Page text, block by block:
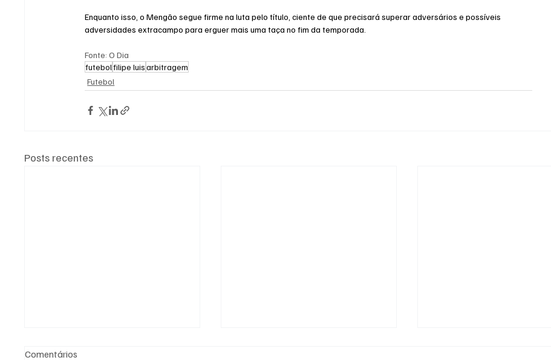
Enquanto isso, o Mengão segue firme na luta pelo título, ciente de que precisará superar adversários e possíveis
adversidades extracampo para erguer mais uma taça no fim da temporada.
Fonte: O Dia
futebolfilipe luisarbitragem
Futebol
Posts recentes
Comentários